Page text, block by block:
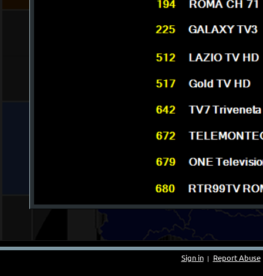
Sign in | Report Abuse